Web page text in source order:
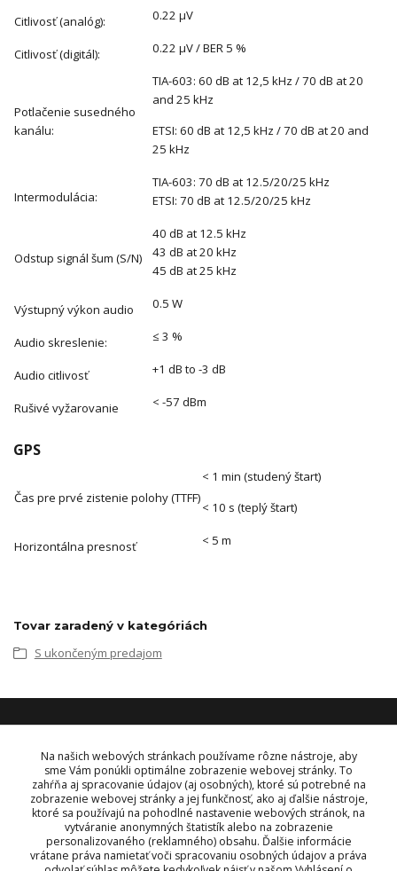
Citlivosť (analóg): 0.22 μV
Citlivosť (digitál): 0.22 μV / BER 5 %
Potlačenie susedného
kanálu:
TIA-603: 60 dB at 12,5 kHz / 70 dB at 20
and 25 kHz
ETSI: 60 dB at 12,5 kHz / 70 dB at 20 and
25 kHz
Intermodulácia:
TIA-603: 70 dB at 12.5/20/25 kHz
ETSI: 70 dB at 12.5/20/25 kHz
Odstup signál šum (S/N)
40 dB at 12.5 kHz
43 dB at 20 kHz
45 dB at 25 kHz
Výstupný výkon audio 0.5 W
Audio skreslenie: ≤ 3 %
Audio citlivosť +1 dB to -3 dB
Rušivé vyžarovanie < -57 dBm
GPS
Čas pre prvé zistenie polohy (TTFF)
< 1 min (studený štart)
< 10 s (teplý štart)
Horizontálna presnosť < 5 m
Tovar zaradený v kategóriách
S ukončeným predajom
KONTAKT
OBJEDNÁVKY A INFORMÁCIE
+421 948 229 224
info@vysielacky.com
Na našich webových stránkach používame rôzne nástroje, aby
sme Vám ponúkli optimálne zobrazenie webovej stránky. To
zahŕňa aj spracovanie údajov (aj osobných), ktoré sú potrebné na
zobrazenie webovej stránky a jej funkčnosť, ako aj ďalšie nástroje,
ktoré sa používajú na pohodlné nastavenie webových stránok, na
vytváranie anonymných štatistík alebo na zobrazenie
personalizovaného (reklamného) obsahu. Ďalšie informácie
vrátane práva namietať voči spracovaniu osobných údajov a práva